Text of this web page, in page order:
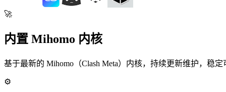
🚀
内置 Mihomo 内核
基于最新的 Mihomo（Clash Meta）内核，持续更新维护，稳定
⚙️